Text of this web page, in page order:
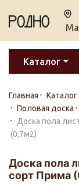
Каталог
Главная
Половая доска
Доска пола
(0,7м2)
Доска пола
сорт Прима